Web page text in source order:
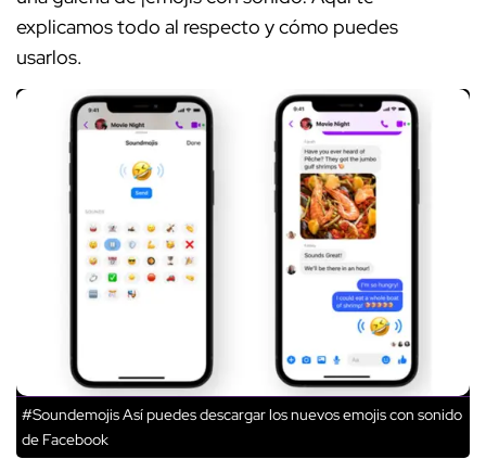
explicamos todo al respecto y cómo puedes
usarlos.
#Soundemojis Así puedes descargar los nuevos emojis con sonido
de Facebook